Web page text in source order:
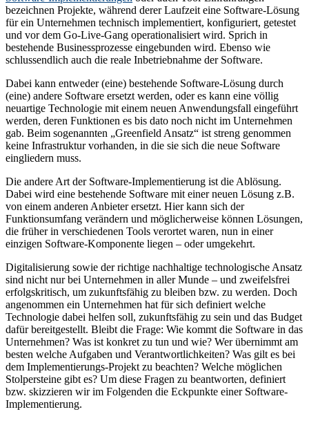
bezeichnen Projekte, während derer Laufzeit eine Software-Lösung
für ein Unternehmen technisch implementiert, konfiguriert, getestet
und vor dem Go-Live-Gang operationalisiert wird. Sprich in
bestehende Businessprozesse eingebunden wird. Ebenso wie
schlussendlich auch die reale Inbetriebnahme der Software.
Dabei kann entweder (eine) bestehende Software-Lösung durch
(eine) andere Software ersetzt werden, oder es kann eine völlig
neuartige Technologie mit einem neuen Anwendungsfall eingeführt
werden, deren Funktionen es bis dato noch nicht im Unternehmen
gab. Beim sogenannten „Greenfield Ansatz“ ist streng genommen
keine Infrastruktur vorhanden, in die sie sich die neue Software
eingliedern muss.
Die andere Art der Software-Implementierung ist die Ablösung.
Dabei wird eine bestehende Software mit einer neuen Lösung z.B.
von einem anderen Anbieter ersetzt. Hier kann sich der
Funktionsumfang verändern und möglicherweise können Lösungen,
die früher in verschiedenen Tools verortet waren, nun in einer
einzigen Software-Komponente liegen – oder umgekehrt.
Digitalisierung sowie der richtige nachhaltige technologische Ansatz
sind nicht nur bei Unternehmen in aller Munde – und zweifelsfrei
erfolgskritisch, um zukunftsfähig zu bleiben bzw. zu werden. Doch
angenommen ein Unternehmen hat für sich definiert welche
Technologie dabei helfen soll, zukunftsfähig zu sein und das Budget
dafür bereitgestellt. Bleibt die Frage: Wie kommt die Software in das
Unternehmen? Was ist konkret zu tun und wie? Wer übernimmt am
besten welche Aufgaben und Verantwortlichkeiten? Was gilt es bei
dem Implementierungs-Projekt zu beachten? Welche möglichen
Stolpersteine gibt es? Um diese Fragen zu beantworten, definiert
bzw. skizzieren wir im Folgenden die Eckpunkte einer Software-
Implementierung.